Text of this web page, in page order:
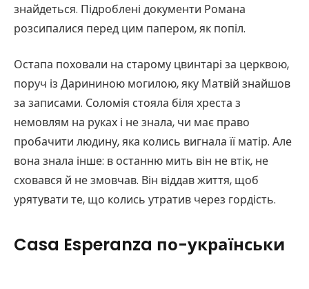
знайдеться. Підроблені документи Романа
розсипалися перед цим папером, як попіл.
Остапа поховали на старому цвинтарі за церквою,
поруч із Дарининою могилою, яку Матвій знайшов
за записами. Соломія стояла біля хреста з
немовлям на руках і не знала, чи має право
пробачити людину, яка колись вигнала її матір. Але
вона знала інше: в останню мить він не втік, не
сховався й не змовчав. Він віддав життя, щоб
урятувати те, що колись утратив через гордість.
Casa Esperanza по-українськи